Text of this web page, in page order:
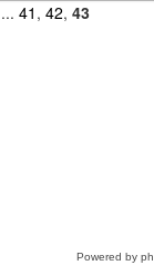
... 41 , 42, 43
Powered by